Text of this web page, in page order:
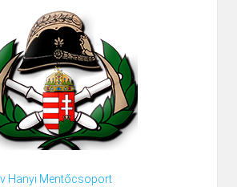
Hanyi Mentőcsoport